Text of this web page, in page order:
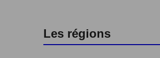
Les régions